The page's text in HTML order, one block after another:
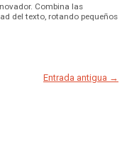
Combina las
del texto, rotando pequeños
Entrada antigua →